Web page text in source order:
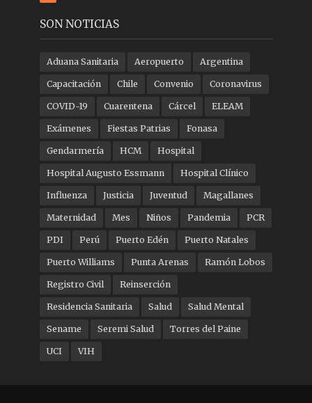
SON NOTICIAS
Aduana Sanitaria Aeropuerto Argentina
Capacitación Chile Convenio Coronavirus
COVID-19 Cuarentena Cárcel ELEAM
Exámenes Fiestas Patrias Fonasa
Gendarmería HCM Hospital
Hospital Augusto Essmann Hospital Clínico
Influenza Justicia Juventud Magallanes
Maternidad Mes Niños Pandemia PCR
PDI Perú Puerto Edén Puerto Natales
Puerto Williams Punta Arenas Ramón Lobos
Registro Civil Reinserción
Residencia Sanitaria Salud Salud Mental
Sename Seremi Salud Torres del Paine
UCI VIH